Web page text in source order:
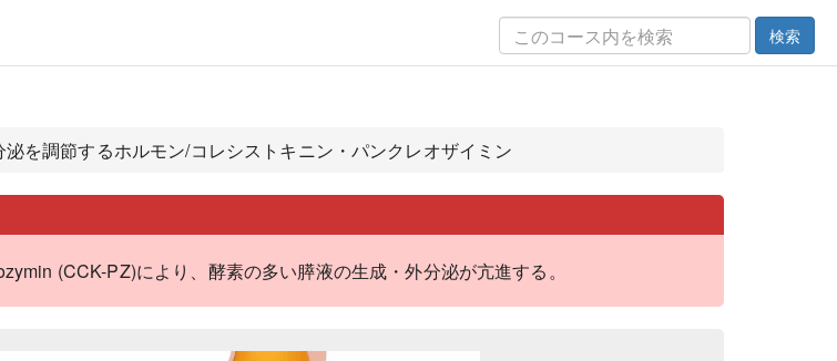
検索
を調節するホルモン/コレシストキニン・パンクレオザイミン
(CCK-PZ)により、酵素の多い膵液の生成・外分泌が亢進する。